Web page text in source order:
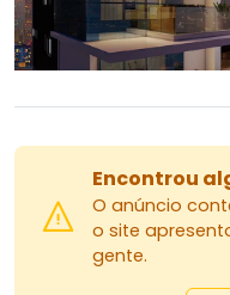
Encontrou
O anúncio
o site
gente.